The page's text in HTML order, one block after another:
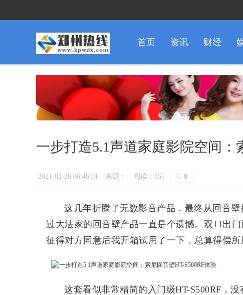
首页 资讯 财经
一步打造5.1声道家庭影院空间：
2021-02-26 06:46:51 来源： 阅读：857 G 0
这几年折腾了无数影音产品，最终从回音
过大法家的回音壁产品一直是个遗憾。双11出
征得对方同意后我开箱试用了一下，总算得偿所
这套看似非常精简的入门级HT-S500RF，